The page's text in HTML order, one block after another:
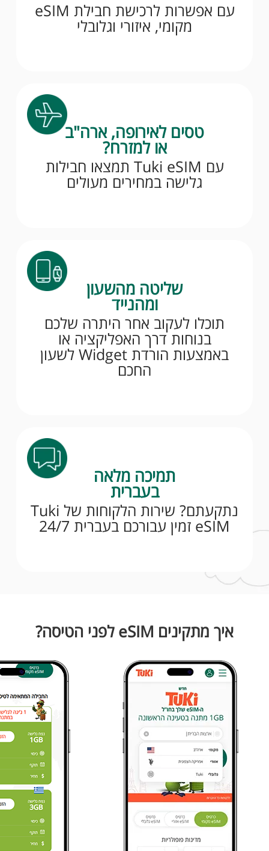
עם אפשרות לרכישת חבילת eSIM
מקומי, איזורי וגלובלי
טסים לאירופה, ארה"ב
או למזרח?
עם Tuki eSIM תמצאו חבילות
גלישה במחירים מעולים
שליטה מהשעון
ומהנייד
תוכלו לעקוב אחר היתרה שלכם
בנוחות דרך האפליקציה או
באמצעות הורדת Widget לשעון
החכם
תמיכה מלאה
בעברית
נתקעתם? שירות הלקוחות של Tuki
eSIM זמין עבורכם בעברית 24/7
איך מתקינים eSIM לפני הטיסה?